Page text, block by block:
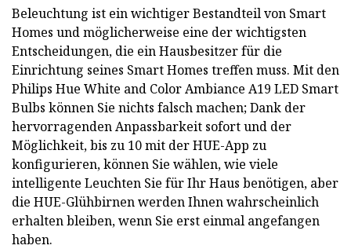
Beleuchtung ist ein wichtiger Bestandteil von Smart
Homes und möglicherweise eine der wichtigsten
Entscheidungen, die ein Hausbesitzer für die
Einrichtung seines Smart Homes treffen muss. Mit den
Philips Hue White and Color Ambiance A19 LED Smart
Bulbs können Sie nichts falsch machen; Dank der
hervorragenden Anpassbarkeit sofort und der
Möglichkeit, bis zu 10 mit der HUE-App zu
konfigurieren, können Sie wählen, wie viele
intelligente Leuchten Sie für Ihr Haus benötigen, aber
die HUE-Glühbirnen werden Ihnen wahrscheinlich
erhalten bleiben, wenn Sie erst einmal angefangen
haben.